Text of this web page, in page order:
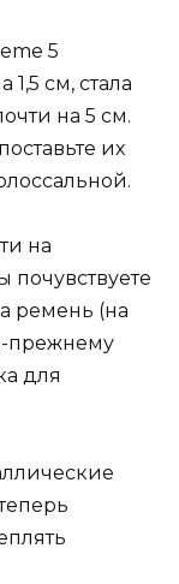
5
см, стала
на 5 см.
их
на
ремень (на
прежнему
для